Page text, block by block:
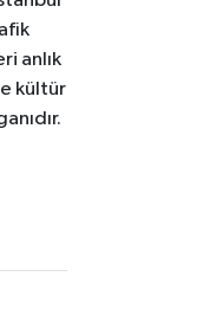
anlık
kültür